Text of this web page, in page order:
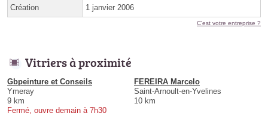
Création 1 janvier 2006
C'est votre entreprise ?
Vitriers à proximité
Gbpeinture et Conseils
Ymeray
9 km
Fermé, ouvre demain à 7h30
FEREIRA Marcelo
Saint-Arnoult-en-Yvelines
10 km